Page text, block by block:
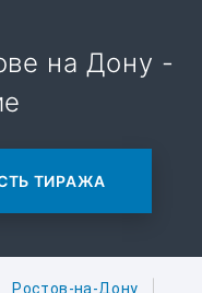
на Дону -
ТИРАЖА
Ростов-на-Дону